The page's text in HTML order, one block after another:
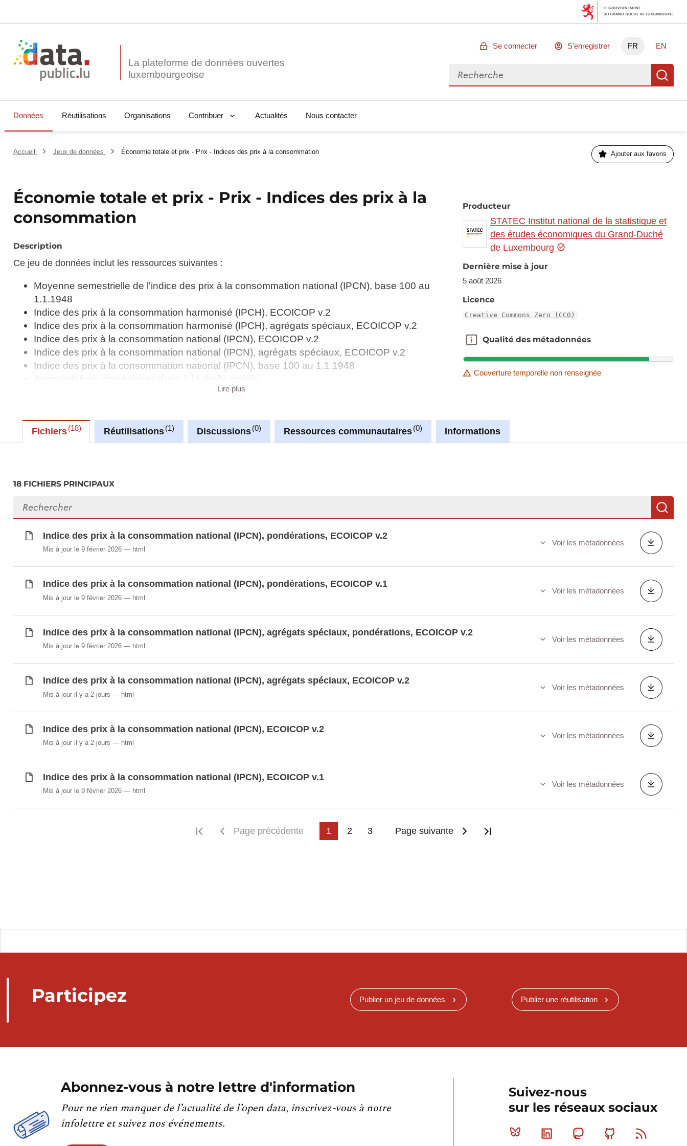
La plateforme de données ouvertes
Se connecter S'enregistrer FR EN
Rechercher des données
Données Réutilisations Organisations Contribuer Actualités Nous contacter
Accueil Jeux de données Économie totale et prix - Prix - Indices des prix à la consommation Ajouter aux favoris
Économie totale et prix - Prix - Indices des prix à la
consommation
Description
Ce jeu de données inclut les ressources suivantes :
Moyenne semestrielle de l'indice des prix à la consommation national (IPCN), base 100 au
1.1.1948
Indice des prix à la consommation harmonisé (IPCH), ECOICOP v.2
Indice des prix à la consommation harmonisé (IPCH), agrégats spéciaux, ECOICOP v.2
Indice des prix à la consommation national (IPCN), ECOICOP v.2
Indice des prix à la consommation national (IPCN), agrégats spéciaux, ECOICOP v.2
Indice des prix à la consommation national (IPCN), base 100 au 1.1.1948
Augmentations des salaires dues à l'échelle mobile
Indice des prix à la consommation harmonisé (IPCH), ECOICOP v.1
ECOICOP v.2
Indice des prix à la consommation harmonisé (IPCH), pondérations, ECOICOP v.1
Indice des prix à la consommation harmonisé (IPCH), pondérations, ECOICOP v.2
ECOICOP v.2
Indice des prix à la consommation national (IPCN), pondérations, ECOICOP v.2
Échéances de l'échelle mobile des allocations familiales
Échéances de l'échelle mobile des salaires
Synchronisé automatiquement depuis la
Lire plus
Producteur
STATEC Institut national de la statistique et
des études économiques du Grand-Duché
de Luxembourg
Dernière mise à jour
5 août 2026
Licence
Creative Commons Zero (CC0)
Qualité des métadonnées
Qualité des métadonnées
Couverture temporelle non renseignée
Fichiers 18 Réutilisations 1 Discussions 0 Ressources communautaires 0 Informations
18 FICHIERS PRINCIPAUX
Rechercher des fichiers
Indice des prix à la consommation national (IPCN), pondérations, ECOICOP v.2
Mis à jour le 9 février 2026 html
Voir les métadonnées
Indice des prix à la consommation national (IPCN), pondérations, ECOICOP v.1
Mis à jour le 9 février 2026 html
Voir les métadonnées
Indice des prix à la consommation national (IPCN), agrégats spéciaux, pondérations, ECOICOP v.2
Mis à jour le 9 février 2026 html
Voir les métadonnées
Indice des prix à la consommation national (IPCN), agrégats spéciaux, ECOICOP v.2
Mis à jour il y a 2 jours html
Voir les métadonnées
Indice des prix à la consommation national (IPCN), ECOICOP v.2
Mis à jour il y a 2 jours html
Voir les métadonnées
Indice des prix à la consommation national (IPCN), ECOICOP v.1
Mis à jour le 9 février 2026 html
Voir les métadonnées
Première page
Page précédente 1 2 3 Page suivante
Participez Publier un jeu de données Publier une réutilisation
Abonnez-vous à notre lettre d'information
Pour ne rien manquer de l’actualité de l’open data, inscrivez-vous à notre
infolettre et suivez nos événements.
Suivez-nous
sur les réseaux sociaux
Bluesky Linkedin MastodonGithub